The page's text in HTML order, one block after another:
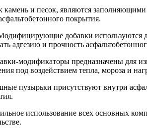
камень и песок, являются
покрытия.
добавки используются
адгезию и прочность
модификаторы предназначены для
под воздействием тепла, мороза и
пузырьки присутствуют внутри
использование всех основных